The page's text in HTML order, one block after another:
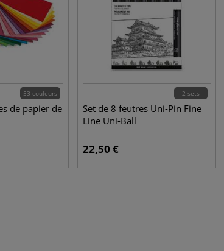
53 couleurs
de papier de
2 sets
Set de 8 feutres Uni-Pin Fine
Line Uni-Ball
22,50 €